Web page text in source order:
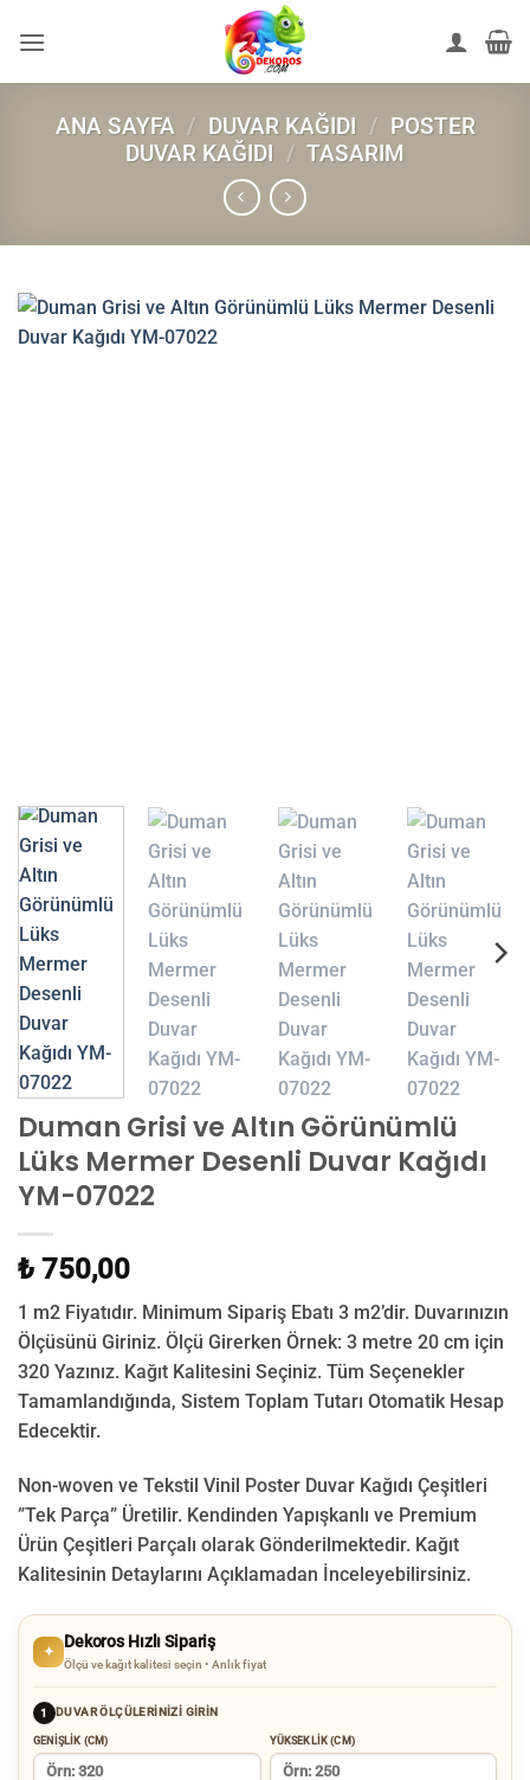
atla
ANA SAYFA / DUVAR KAĞIDI / POSTER
DUVAR KAĞIDI / TASARIM
Duman Grisi ve Altın Görünümlü
Lüks Mermer Desenli Duvar Kağıdı
YM-07022
₺ 750,00
1 m2 Fiyatıdır. Minimum Sipariş Ebatı 3 m2’dir. Duvarınızın
Ölçüsünü Giriniz. Ölçü Girerken Örnek: 3 metre 20 cm için
320 Yazınız. Kağıt Kalitesini Seçiniz. Tüm Seçenekler
Tamamlandığında, Sistem Toplam Tutarı Otomatik Hesap
Edecektir.
Non-woven ve Tekstil Vinil Poster Duvar Kağıdı Çeşitleri
”Tek Parça” Üretilir. Kendinden Yapışkanlı ve Premium
Ürün Çeşitleri Parçalı olarak Gönderilmektedir. Kağıt
Kalitesinin Detaylarını Açıklamadan İnceleyebilirsiniz.
✦
Dekoros Hızlı Sipariş
Ölçü ve kağıt kalitesi seçin • Anlık fiyat
1 DUVAR ÖLÇÜLERINIZI GIRIN
GENIŞLIK (CM) YÜKSEKLIK (CM)